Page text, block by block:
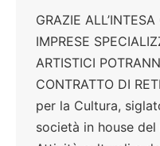
GRAZIE
IMPRESE
ARTISTICI
CONTRATTO DI
per la Cultura,
società in house